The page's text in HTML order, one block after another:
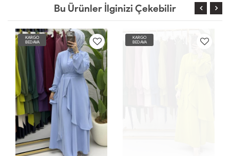
Bu Ürünler İlginizi Çekebilir
KARGO
BEDAVA
KARGO
BEDAVA